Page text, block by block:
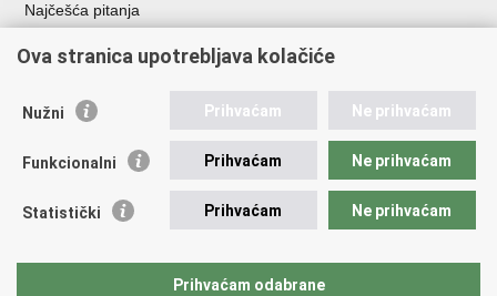
Najčešća pitanja
Važne poveznice
EMN Nacionalna kontaktna točka za Republiku Hrvatsku
Policijska akademija
Zaklada policijske solidarnosti
Udruge
Ova stranica upotrebljava kolačiće
Nužni Prihvaćam Ne prihvaćam
Funkcionalni Prihvaćam Ne prihvaćam
Statistički Prihvaćam Ne prihvaćam
Prihvaćam odabrane